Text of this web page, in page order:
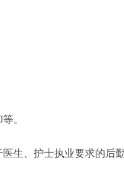
。
、护士执业要求的后勤